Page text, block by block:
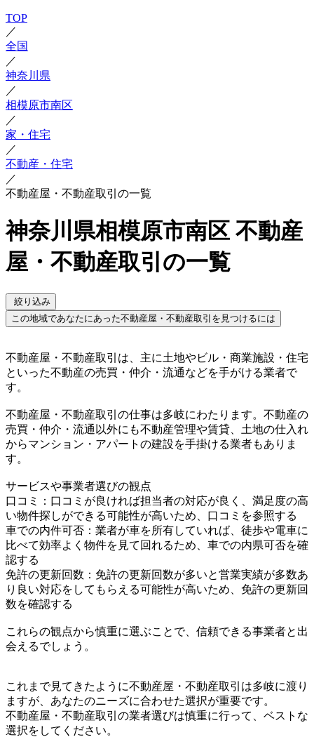
TOP
／
全国
／
神奈川県
／
相模原市南区
／
家・住宅
／
不動産・住宅
／
不動産屋・不動産取引の一覧
神奈川県相模原市南区 不動産
屋・不動産取引の一覧
絞り込み
この地域であなたにあった不動産屋・不動産取引を見つけるには
不動産屋・不動産取引は、主に土地やビル・商業施設・住宅
といった不動産の売買・仲介・流通などを手がける業者で
す。
不動産屋・不動産取引の仕事は多岐にわたります。不動産の
売買・仲介・流通以外にも不動産管理や賃貸、土地の仕入れ
からマンション・アパートの建設を手掛ける業者もありま
す。
サービスや事業者選びの観点
口コミ：口コミが良ければ担当者の対応が良く、満足度の高
い物件探しができる可能性が高いため、口コミを参照する
車での内件可否：業者が車を所有していれば、徒歩や電車に
比べて効率よく物件を見て回れるため、車での内県可否を確
認する
免許の更新回数：免許の更新回数が多いと営業実績が多数あ
り良い対応をしてもらえる可能性が高いため、免許の更新回
数を確認する
これらの観点から慎重に選ぶことで、信頼できる事業者と出
会えるでしょう。
これまで見てきたように不動産屋・不動産取引は多岐に渡り
ますが、あなたのニーズに合わせた選択が重要です。
不動産屋・不動産取引の業者選びは慎重に行って、ベストな
選択をしてください。